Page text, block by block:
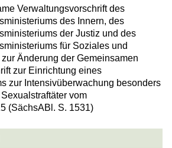
Verwaltungsvorschrift des
des Innern, des
der Justiz und des
für Soziales und
Änderung der Gemeinsamen
zur Einrichtung eines
zur Intensivüberwachung besonders
vom
(SächsABl. S. 1531)